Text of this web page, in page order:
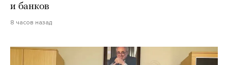
и банков
8 часов назад